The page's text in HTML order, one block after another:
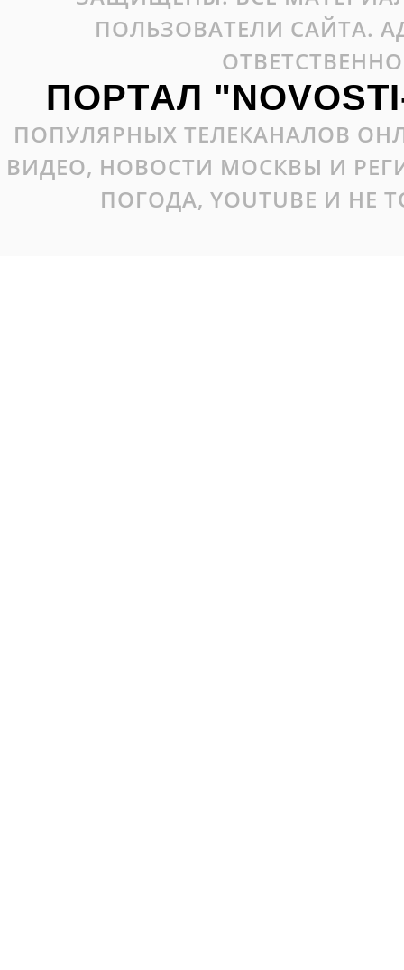
ПОЛЬЗОВАТЕЛИ САЙТА.
ПОРТАЛ
ПОПУЛЯРНЫХ ТЕЛЕКАНАЛОВ
ВИДЕО, НОВОСТИ МОСКВЫ И
ПОГОДА, YOUTUBE И